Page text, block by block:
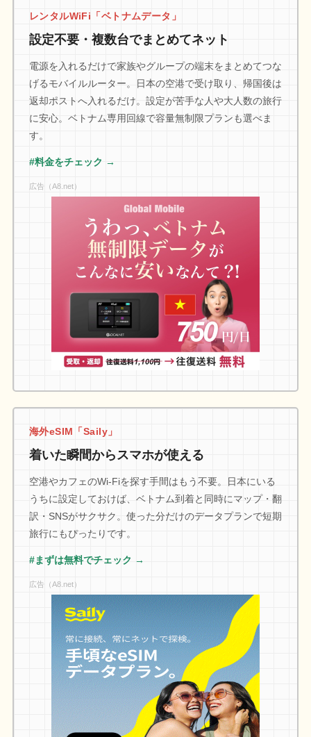
レンタルWiFi「ベトナムデータ」
設定不要・複数台でまとめてネット
電源を入れるだけで家族やグループの端末をまとめてつな
げるモバイルルーター。日本の空港で受け取り、帰国後は
返却ポストへ入れるだけ。設定が苦手な人や大人数の旅行
に安心。ベトナム専用回線で容量無制限プランも選べま
す。
#料金をチェック →
広告（A8.net）
海外eSIM「Saily」
着いた瞬間からスマホが使える
空港やカフェのWi-Fiを探す手間はもう不要。日本にいる
うちに設定しておけば、ベトナム到着と同時にマップ・翻
訳・SNSがサクサク。使った分だけのデータプランで短期
旅行にもぴったりです。
#まずは無料でチェック →
広告（A8.net）